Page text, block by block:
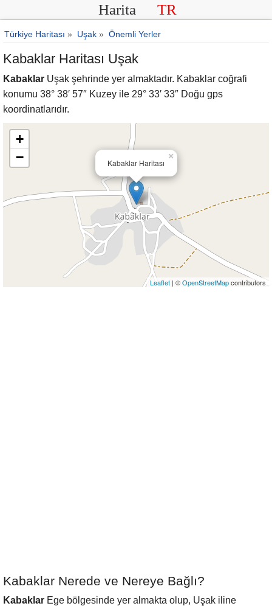
Harita TR
Türkiye Haritası » Uşak » Önemli Yerler
Kabaklar Haritası Uşak
Kabaklar Uşak şehrinde yer almaktadır. Kabaklar coğrafi
konumu 38° 38′ 57″ Kuzey ile 29° 33′ 33″ Doğu gps
koordinatlarıdır.
Kabaklar Haritası
×
+
−
Leaflet | ©OpenStreetMapcontributors
Kabaklar Nerede ve Nereye Bağlı?
Kabaklar Ege bölgesinde yer almakta olup, Uşak iline